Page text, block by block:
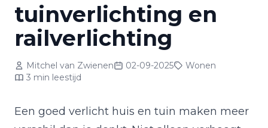
tuinverlichting en
railverlichting
Mitchel van Zwienen 02-09-2025
Wonen
3 min leestijd
Een goed verlicht huis en tuin maken meer